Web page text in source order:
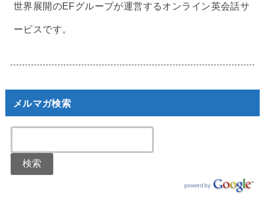
世界展開のEFグループが運営するオンライン英会話サ
ービスです。
メルマガ検索